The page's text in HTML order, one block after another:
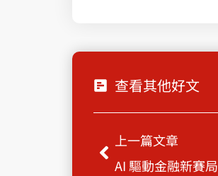
查看其他好文
上一頁
上一篇文章
AI 驅動金融新賽局